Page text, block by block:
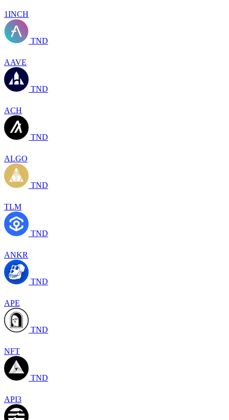
1INCH
TND
AAVE
TND
ACH
TND
ALGO
TND
TLM
TND
ANKR
TND
APE
TND
NFT
TND
API3